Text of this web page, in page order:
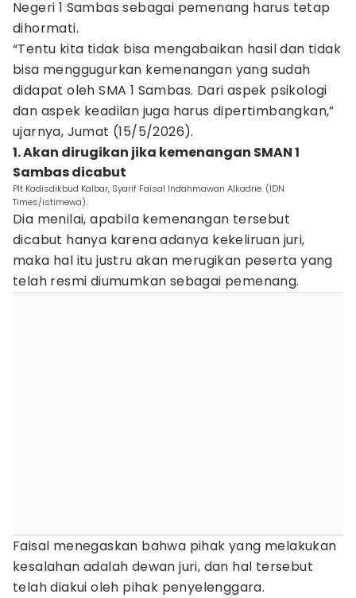
Negeri 1 Sambas sebagai pemenang harus tetap
dihormati.
“Tentu kita tidak bisa mengabaikan hasil dan tidak
bisa menggugurkan kemenangan yang sudah
didapat oleh SMA 1 Sambas. Dari aspek psikologi
dan aspek keadilan juga harus dipertimbangkan,”
ujarnya, Jumat (15/5/2026).
1. Akan dirugikan jika kemenangan SMAN 1
Sambas dicabut
Plt Kadisdikbud Kalbar, Syarif Faisal Indahmawan Alkadrie. (IDN
Times/istimewa).
Dia menilai, apabila kemenangan tersebut
dicabut hanya karena adanya kekeliruan juri,
maka hal itu justru akan merugikan peserta yang
telah resmi diumumkan sebagai pemenang.
Faisal menegaskan bahwa pihak yang melakukan
kesalahan adalah dewan juri, dan hal tersebut
telah diakui oleh pihak penyelenggara.